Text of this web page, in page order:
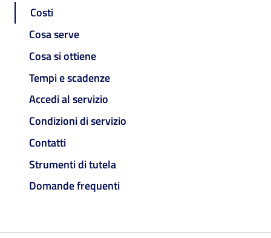
Costi
Cosa serve
Cosa si ottiene
Tempi e scadenze
Accedi al servizio
Condizioni di servizio
Contatti
Strumenti di tutela
Domande frequenti